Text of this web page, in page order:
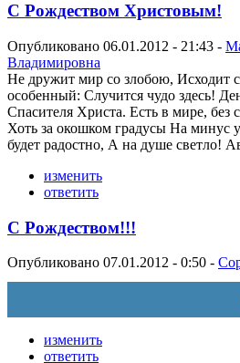
С Рождеством Христовым!
Опубликовано 06.01.2012 - 21:43 -
Владимировна
Не дружит мир со злобою, Исходит
особенный: Случится чудо здесь!
Спасителя Христа. Есть в мире, без
Хоть за окошком градусы На минус
будет радостно, А на душе светло!
изменить
ответить
С Рождеством!!!
Опубликовано 07.01.2012 - 0:50 -
изменить
ответить